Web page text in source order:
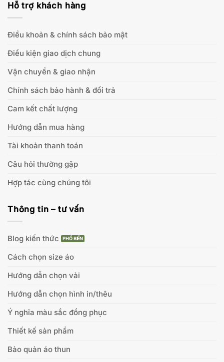
Hỗ trợ khách hàng
Điều khoản & chính sách bảo mật
Điều kiện giao dịch chung
Vận chuyển & giao nhận
Chính sách bảo hành & đổi trả
Cam kết chất lượng
Hướng dẫn mua hàng
Tài khoản thanh toán
Câu hỏi thường gặp
Hợp tác cùng chúng tôi
Thông tin – tư vấn
Blog kiến thức
Cách chọn size áo
Hướng dẫn chọn vải
Hướng dẫn chọn hình in/thêu
Ý nghĩa màu sắc đồng phục
Thiết kế sản phẩm
Bảo quản áo thun